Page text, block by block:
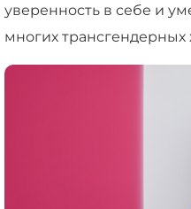
уверенность в себе и
многих